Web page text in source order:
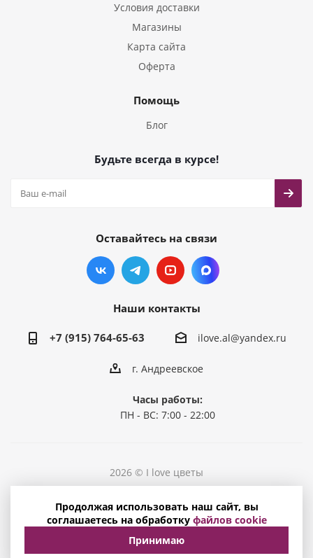
Условия доставки
Магазины
Карта сайта
Оферта
Помощь
Блог
Будьте всегда в курсе!
Оставайтесь на связи
Наши контакты
+7 (915) 764-65-63 ilove.al@yandex.ru
г. Андреевское
Часы работы:
ПН - ВС: 7:00 - 22:00
2026 © I love цветы
Политика конфиденциальности
Соглашение на обработку персональных данных
Продолжая использовать наш сайт, вы
соглашаетесь на обработку файлов cookie
Принимаю